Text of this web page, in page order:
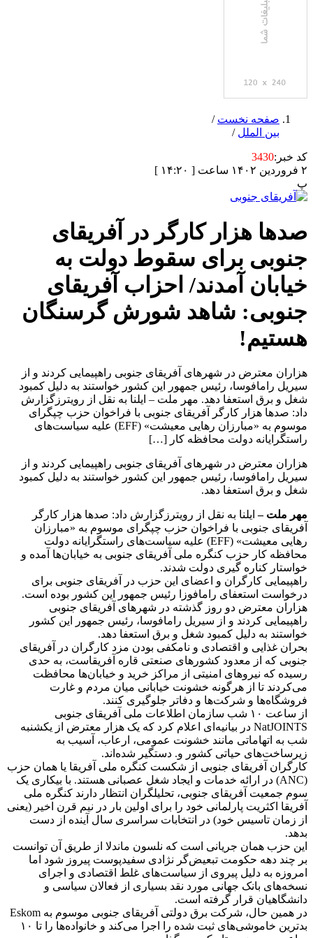
صفحه نخست /
بین الملل /
کد خبر:3430
۲ فروردین ۱۴۰۲ ساعت [ ۱۴:۲۰ ]
پ
صدها هزار کارگر در آفریقای
جنوبی برای سقوط دولت به
خیابان آمدند/ احزاب آفریقای
جنوبی: شاهد شورش گرسنگان
هستیم!
هزاران معترض در شهرهای آفریقای جنوبی راهپیمایی کردند و از
سیریل رامافوسا، رئیس جمهور این کشور خواستند به دلیل کمبود
شغل و برق استعفا دهد. مهر ملت – ایلنا به نقل از رویترزگزارش
داد: صدها هزار کارگر آفریقای جنوبی با فراخوان حزب چپگرای
موسوم به «مبارزان رهایی معیشت» (EFF) علیه سیاست‌های
راستگرایانه دولت محافظه کار […]
هزاران معترض در شهرهای آفریقای جنوبی راهپیمایی کردند و از
سیریل رامافوسا، رئیس جمهور این کشور خواستند به دلیل کمبود
شغل و برق استعفا دهد.
مهر ملت –ایلنا به نقل از رویترزگزارش داد: صدها هزار کارگر
آفریقای جنوبی با فراخوان حزب چپگرای موسوم به «مبارزان
رهایی معیشت» (EFF) علیه سیاست‌های راستگرایانه دولت
محافظه کار حزب کنگره ملی آفریقای جنوبی به خیابان‌ها آمده و
خواستار کناره گیری دولت شدند.
راهپیمایی کارگران و اعضای این حزب در آفریقای جنوبی برای
درخواست استعفای رامافوزا رئیس جمهور این کشور بوده است.
هزاران معترض دو روز گذشته در شهرهای آفریقای جنوبی
راهپیمایی کردند و از سیریل رامافوسا، رئیس جمهور این کشور
خواستند به دلیل کمبود شغل و برق استعفا دهد.
بحران غذایی و اقتصادی و نامکفی بودن مزد کارگران در آفریقای
جنوبی که از معدود کشورهای صنعتی قاره آفریقاست، به حدی
رسیده که نیروهای امنیتی از مراکز خرید و خیابان‌ها محافظت
می‌کردند تا از هرگونه خشونت خیابانی میان مردم و غارت
فروشگاه‌ها و شرکت‌ها و دفاتر جلوگیری کنند.
از ساعت ۱۰ شب سازمان اطلاعات ملی آفریقای جنوبی
NatJOINTS در بیانیه‌ای اعلام کرد که یک هزار معترض از یکشنبه
شب به اتهاماتی مانند خشونت عمومی، ارعاب، آسیب به
زیرساخت‌های حیاتی کشور و. دستگیر شده‌اند.
کارگران آفریقای جنوبی از شکست کنگره ملی آفریقا یا همان حزب
(ANC) در ارائه خدمات و ایجاد شغل عصبانی هستند. با بیکاری یک
سوم جمعیت آفریقای جنوبی، تحلیلگران انتظار دارند کنگره ملی
آفریقا اکثریت پارلمانی خود را برای اولین بار در نیم قرن اخیر (یعنی
از زمان تاسیس خود) در انتخابات سراسری سال آینده از دست
بدهد.
این حزب همان جریانی است که نلسون ماندلا از طریق آن توانست
بر چند دهه حکومت تبعیض‌گر نژادی سفیدپوست پیروز شود اما
امروزه به دلیل پیروی از سیاست‌های غلط اقتصادی و اجرای
نسخه‌های بانک جهانی مورد نقد بسیاری از فعالان سیاسی و
دانشگاهیان قرار گرفته است.
در همین حال، شرکت برق دولتی آفریقای جنوبی موسوم به Eskom
بدترین خاموشی‌های ثبت شده را اجرا می‌کند و خانواده‌ها را تا ۱۰